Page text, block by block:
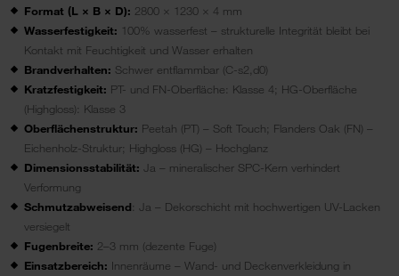
Format (L × B × D): 2800 × 1230 × 4 mm
Wasserfestigkeit: 100% wasserfest – strukturelle Integrität bleibt bei
Kontakt mit Feuchtigkeit und Wasser erhalten
Brandverhalten: Schwer entflammbar (C-s2,d0)
Kratzfestigkeit: PT- und FN-Oberfläche: Klasse 4; HG-Oberfläche
(Highgloss): Klasse 3
Oberflächenstruktur: Peetah (PT) – Soft Touch; Flanders Oak (FN) –
Eichenholz-Struktur; Highgloss (HG) – Hochglanz
Dimensionsstabilität: Ja – mineralischer SPC-Kern verhindert
Verformung
Schmutzabweisend: Ja – Dekorschicht mit hochwertigen UV-Lacken
versiegelt
Fugenbreite: 2–3 mm (dezente Fuge)
Einsatzbereich: Innenräume – Wand- und Deckenverkleidung in